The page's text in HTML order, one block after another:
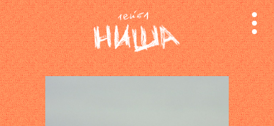
релизы
лейбл